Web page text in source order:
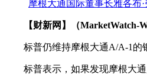
摩根大通国际董事长雅各布
【财新网】（MarketWatch-
标普仍维持摩根大通A/A-1的银
标普表示，如果发现摩根大通